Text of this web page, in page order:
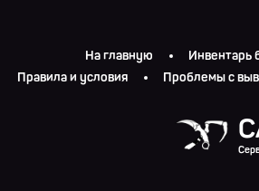
На главную
Инвентарь
Правила и условия
Проблемы с